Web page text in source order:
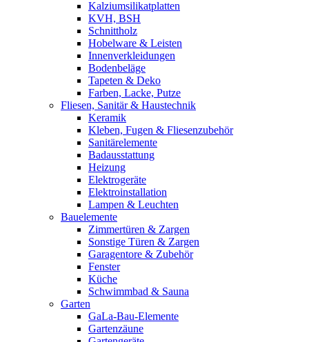
Kalziumsilikatplatten
KVH, BSH
Schnittholz
Hobelware & Leisten
Innenverkleidungen
Bodenbeläge
Tapeten & Deko
Farben, Lacke, Putze
Fliesen, Sanitär & Haustechnik
Keramik
Kleben, Fugen & Fliesenzubehör
Sanitärelemente
Badausstattung
Heizung
Elektrogeräte
Elektroinstallation
Lampen & Leuchten
Bauelemente
Zimmertüren & Zargen
Sonstige Türen & Zargen
Garagentore & Zubehör
Fenster
Küche
Schwimmbad & Sauna
Garten
GaLa-Bau-Elemente
Gartenzäune